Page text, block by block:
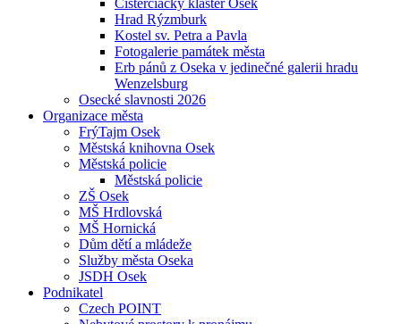
Cisterciácký klášter Osek
Hrad Rýzmburk
Kostel sv. Petra a Pavla
Fotogalerie památek města
Erb pánů z Oseka v jedinečné galerii hradu
Wenzelsburg
Osecké slavnosti 2026
Organizace města
FrýTajm Osek
Městská knihovna Osek
Městská policie
Městská policie
ZŠ Osek
MŠ Hrdlovská
MŠ Hornická
Dům dětí a mládeže
Služby města Oseka
JSDH Osek
Podnikatel
Czech POINT